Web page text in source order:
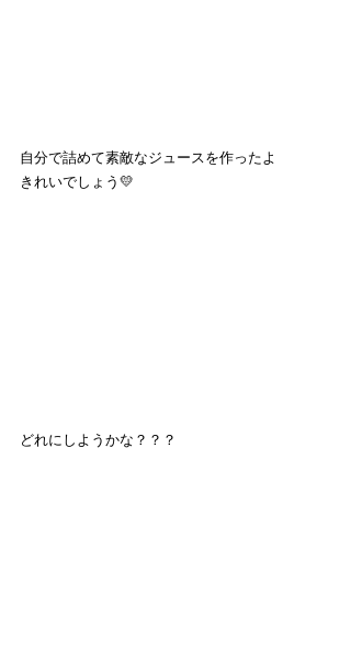
自分で詰めて素敵なジュースを作ったよ
きれいでしょう💛
どれにしようかな？？？